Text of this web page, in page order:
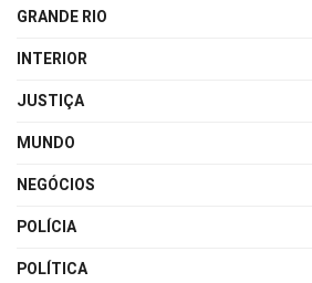
GRANDE RIO
INTERIOR
JUSTIÇA
MUNDO
NEGÓCIOS
POLÍCIA
POLÍTICA